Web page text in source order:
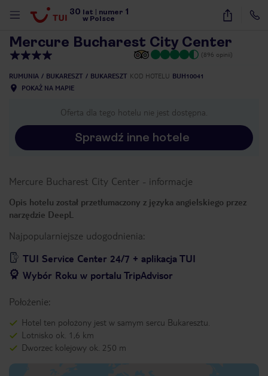
30 lat numer 1
w Polsce
40
Mercure Bucharest City Center
(896 opinii)
RUMUNIA BUKARESZT BUKARESZT KOD HOTELU BUH10041
POKAŻ NA MAPIE
Oferta dla tego hotelu nie jest dostępna.
Sprawdź inne hotele
Mercure Bucharest City Center - informacje
Opis hotelu został przetłumaczony z języka angielskiego przez
narzędzie DeepL
Najpopularniejsze udogodnienia:
TUI Service Center 24/7 + aplikacja TUI
Wybór Roku w portalu TripAdvisor
Położenie:
Hotel ten położony jest w samym sercu Bukaresztu.
Lotnisko ok. 1,6 km
Dworzec kolejowy ok. 250 m